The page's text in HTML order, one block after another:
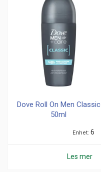
Dove Roll On Men Classic
50ml
Enhet 6
Les mer